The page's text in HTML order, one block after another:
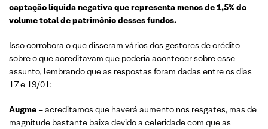
captação líquida negativa que representa menos de 1,5% do
volume total de patrimônio desses fundos.
Isso corrobora o que disseram vários dos gestores de crédito
sobre o que acreditavam que poderia acontecer sobre esse
assunto, lembrando que as respostas foram dadas entre os dias
17 e 19/01:
Augme – acreditamos que haverá aumento nos resgates, mas de
magnitude bastante baixa devido a celeridade com que as